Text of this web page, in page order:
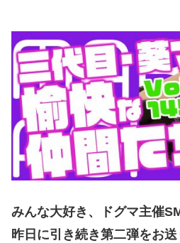
みんな大好き、ドグマ主催
昨日に引き続き第二弾をお送